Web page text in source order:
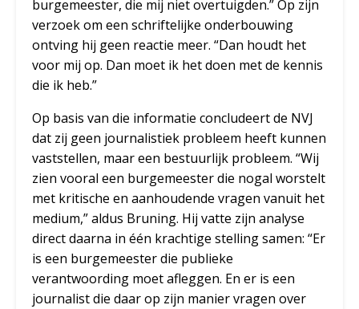
burgemeester, die mij niet overtuigden.” Op zijn
verzoek om een schriftelijke onderbouwing
ontving hij geen reactie meer. “Dan houdt het
voor mij op. Dan moet ik het doen met de kennis
die ik heb.”
Op basis van die informatie concludeert de NVJ
dat zij geen journalistiek probleem heeft kunnen
vaststellen, maar een bestuurlijk probleem. “Wij
zien vooral een burgemeester die nogal worstelt
met kritische en aanhoudende vragen vanuit het
medium,” aldus Bruning. Hij vatte zijn analyse
direct daarna in één krachtige stelling samen: “Er
is een burgemeester die publieke
verantwoording moet afleggen. En er is een
journalist die daar op zijn manier vragen over